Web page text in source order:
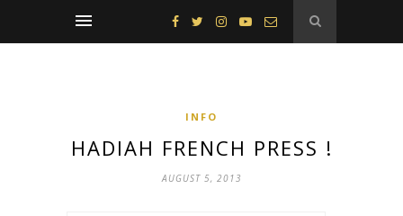
INFO
HADIAH FRENCH PRESS !
AUGUST 5, 2013